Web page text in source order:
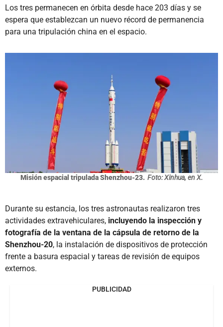
Los tres permanecen en órbita desde hace 203 días y se
espera que establezcan un nuevo récord de permanencia
para una tripulación china en el espacio.
Misión espacial tripulada Shenzhou-23. Foto: Xinhua, en X.
Durante su estancia, los tres astronautas realizaron tres
actividades extravehiculares, incluyendo la inspección y
fotografía de la ventana de la cápsula de retorno de la
Shenzhou-20, la instalación de dispositivos de protección
frente a basura espacial y tareas de revisión de equipos
externos.
PUBLICIDAD